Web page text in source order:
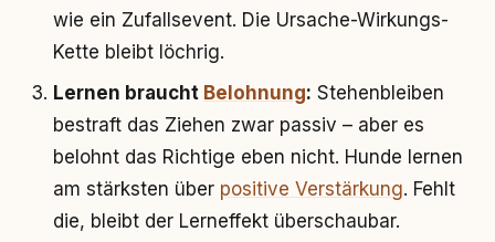
wie ein Zufallsevent. Die Ursache-Wirkungs-
Kette bleibt löchrig.
Lernen braucht Belohnung: Stehenbleiben
bestraft das Ziehen zwar passiv – aber es
belohnt das Richtige eben nicht. Hunde lernen
am stärksten über positive Verstärkung. Fehlt
die, bleibt der Lerneffekt überschaubar.